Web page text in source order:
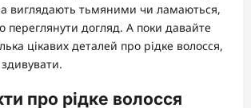
виглядають тьмяними чи ламаються,
переглянути догляд. А поки давайте
цікавих деталей про рідке волосся,
про рідке волосся